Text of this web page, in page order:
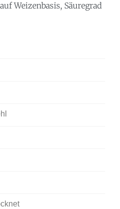
Weizenbasis, Säuregrad